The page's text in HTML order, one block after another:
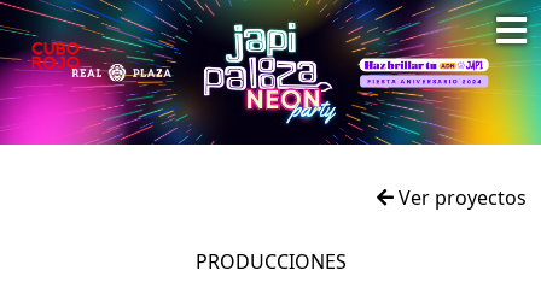
Ver proyectos
PRODUCCIONES